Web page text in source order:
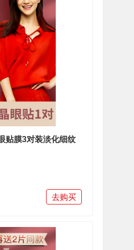
贴膜3对装淡化细纹
去购买